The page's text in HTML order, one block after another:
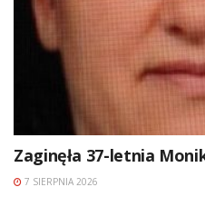
Zaginęła 37-letnia
7 SIERPNIA 2026